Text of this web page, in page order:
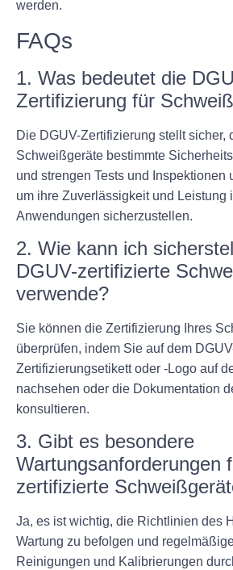
werden.
FAQs
1. Was bedeutet die
Zertifizierung für
Die DGUV-Zertifizierung stellt sicher,
Schweißgeräte bestimmte
und strengen Tests und Inspektionen
um ihre Zuverlässigkeit und Leistung
Anwendungen sicherzustellen.
2. Wie kann ich
DGUV-zertifizierte
verwende?
Sie können die Zertifizierung Ihres
überprüfen, indem Sie auf dem
Zertifizierungsetikett oder -Logo auf
nachsehen oder die Dokumentation
konsultieren.
3. Gibt es besondere
Wartungsanforderungen
zertifizierte
Ja, es ist wichtig, die Richtlinien des
Wartung zu befolgen und
Reinigungen und Kalibrierungen